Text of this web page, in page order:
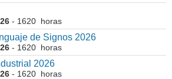
- 1620 horas
de Signos 2026
- 1620 horas
2026
- 1620 horas